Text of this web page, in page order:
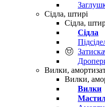
Сідла, штирі
Сідла,
Сідла
Вилки,
Вилки,
Вилки